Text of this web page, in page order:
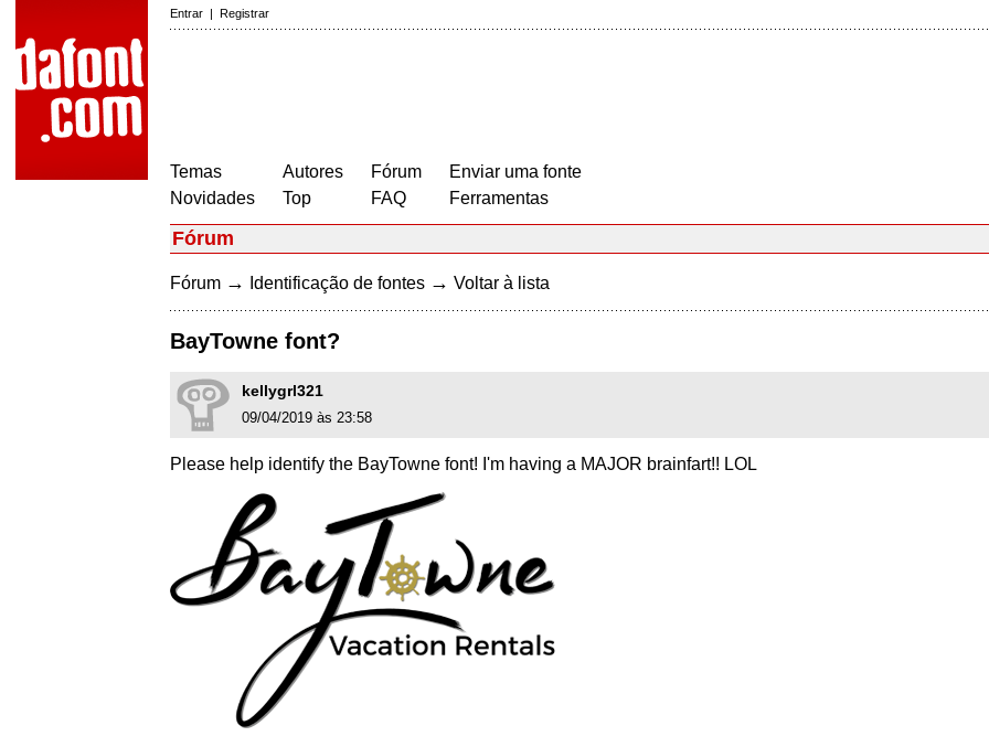
Entrar | Registrar
Temas
Novidades
Autores
Top
Fórum
FAQ
Enviar uma fonte
Ferramentas
Fórum
Fórum → Identificação de fontes → Voltar à lista
BayTowne font?
kellygrl321
09/04/2019 às 23:58
Please help identify the BayTowne font! I'm having a MAJOR brainfart!! LOL